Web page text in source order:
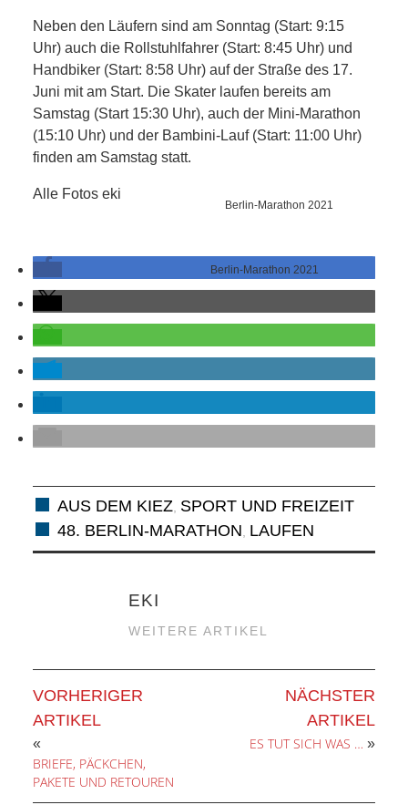
VERKEHR
BAUEN
UND
WOHNEN
UND
FREIZEIT
DER
ANDERE
NETZWERK
SPONSORING
Neben den Läufern sind am Sonntag (Start: 9:15
Uhr) auch die Rollstuhlfahrer (Start: 8:45 Uhr) und
Handbiker (Start: 8:58 Uhr) auf der Straße des 17.
Juni mit am Start. Die Skater laufen bereits am
Samstag (Start 15:30 Uhr), auch der Mini-Marathon
(15:10 Uhr) und der Bambini-Lauf (Start: 11:00 Uhr)
finden am Samstag statt.
Berlin-Marathon 2021
Berlin-Marathon 2021
Alle Fotos eki
AUS DEM KIEZ, SPORT UND FREIZEIT
48. BERLIN-MARATHON LAUFEN
EKI
WEITERE ARTIKEL
VORHERIGER
ARTIKEL
«
BRIEFE, PÄCKCHEN,
PAKETE UND RETOUREN
NÄCHSTER
ARTIKEL
ES TUT SICH WAS … »